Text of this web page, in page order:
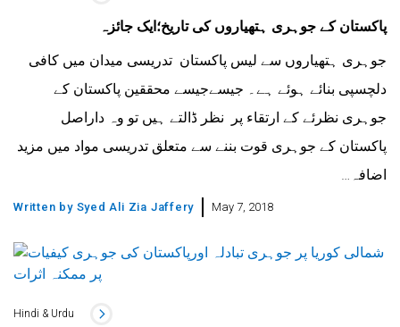
پاکستان کے جوہری ہتھیاروں کی تاریخ؛ایک جائزہ
جوہری ہتھیاروں سے لیس پاکستان تدریسی میدان میں کافی
دلچسپی بنائے ہوئے ہے۔ جیسےجیسے محققین پاکستان کے
جوہری نظرئے کے ارتقاء پر نظر ڈالتے ہیں تو وہ داراصل
پاکستان کے جوہری قوت بننے سے متعلق تدریسی مواد میں مزید
اضافہ…
Written by Syed Ali Zia Jaffery May 7, 2018
Hindi & Urdu